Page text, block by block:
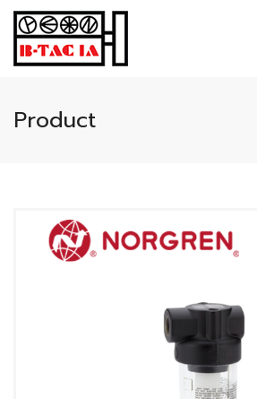
Product